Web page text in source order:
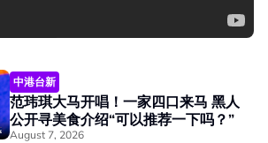
中港台新
范玮琪大马开唱！一家四口来马 黑人
公开寻美食介绍“可以推荐一下吗？”
August 7, 2026